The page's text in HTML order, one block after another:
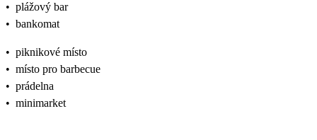
• plážový bar
• bankomat
• piknikové místo
• místo pro barbecue
• prádelna
• minimarket